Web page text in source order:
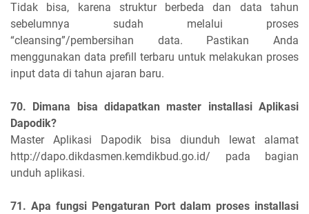
Tidak bisa, karena struktur berbeda dan data tahun
sebelumnya sudah melalui proses
“cleansing”/pembersihan data. Pastikan Anda
menggunakan data prefill terbaru untuk melakukan proses
input data di tahun ajaran baru.
70. Dimana bisa didapatkan master installasi Aplikasi
Dapodik?
Master Aplikasi Dapodik bisa diunduh lewat alamat
http://dapo.dikdasmen.kemdikbud.go.id/ pada bagian
unduh aplikasi.
71. Apa fungsi Pengaturan Port dalam proses installasi